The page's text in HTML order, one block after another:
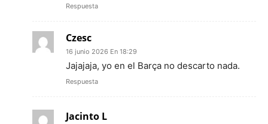
Respuesta
Czesc
16 junio 2026 En 18:29
Jajajaja, yo en el Barça no descarto nada.
Respuesta
Jacinto L